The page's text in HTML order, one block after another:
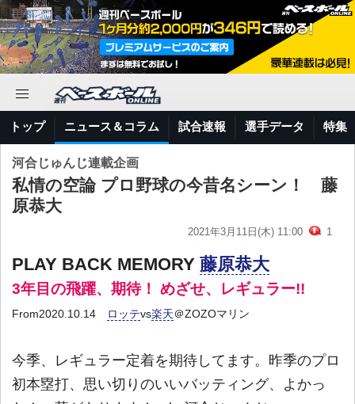
トップ ニュース＆コラム 試合速報 選手データ 特集
河合じゅんじ連載企画
私情の空論 プロ野球の今昔名シーン！ 藤
原恭大
2021年3月11日(木) 11:00 1
PLAY BACK MEMORY 藤原恭大
3年目の飛躍、期待！ めざせ、レギュラー!!
From2020.10.14 ロッテvs楽天 ＠ZOZOマリン
今季、レギュラー定着を期待してます。昨季のプロ
初本塁打、思い切りのいいバッティング、よかっ